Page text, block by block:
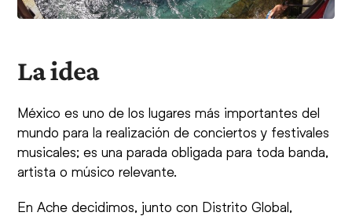
La idea
México es uno de los lugares más importantes del
mundo para la realización de conciertos y festivales
musicales; es una parada obligada para toda banda,
artista o músico relevante.
En Ache decidimos, junto con Distrito Global,